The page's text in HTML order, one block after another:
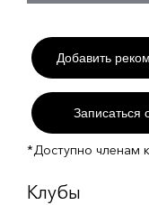
Добавить
Записаться
*Доступно членам
Клубы